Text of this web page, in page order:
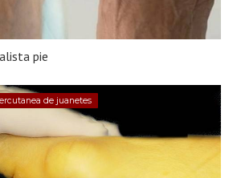
pie
de juanetes